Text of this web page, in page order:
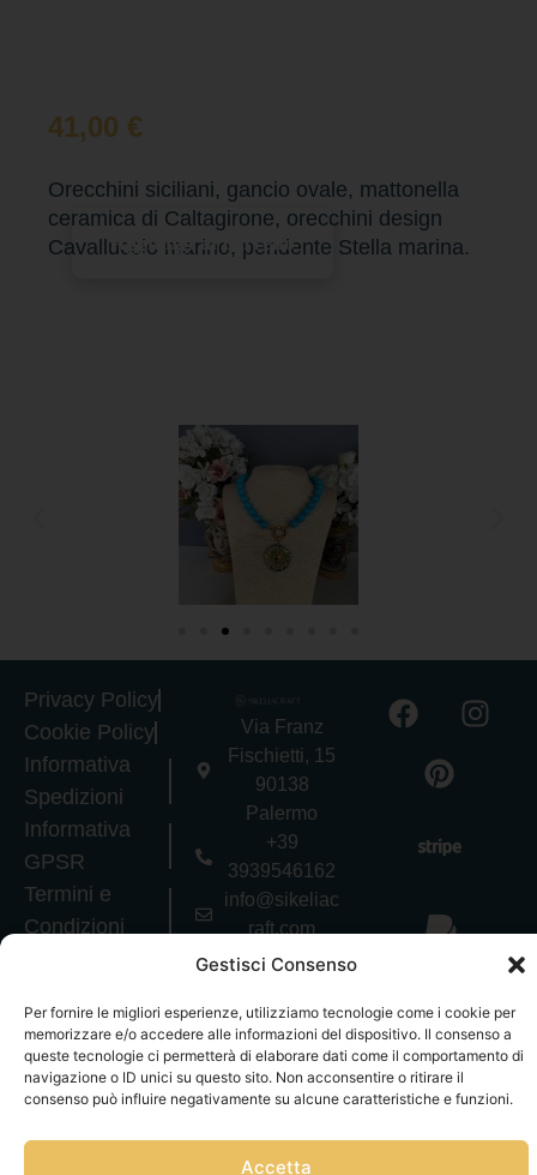
Gestisci Consenso
Per fornire le migliori esperienze, utilizziamo tecnologie come i cookie per
memorizzare e/o accedere alle informazioni del dispositivo. Il consenso a
queste tecnologie ci permetterà di elaborare dati come il comportamento di
navigazione o ID unici su questo sito. Non acconsentire o ritirare il
consenso può influire negativamente su alcune caratteristiche e funzioni.
Accetta
41,00 €
Orecchini siciliani, gancio ovale, mattonella
ceramica di Caltagirone, orecchini design
Cavalluccio marino, pendente Stella marina.
Aggiungi al carrello
Privacy Policy
Cookie Policy
Informativa
Spedizioni
Informativa
GPSR
Termini e
Condizioni
Via Franz
Fischietti, 15
90138
Palermo
+39
3939546162
info@sikeliac
raft.com
+39
P.IVA
07327320821
Copyright © Tutti
i diritti riservati